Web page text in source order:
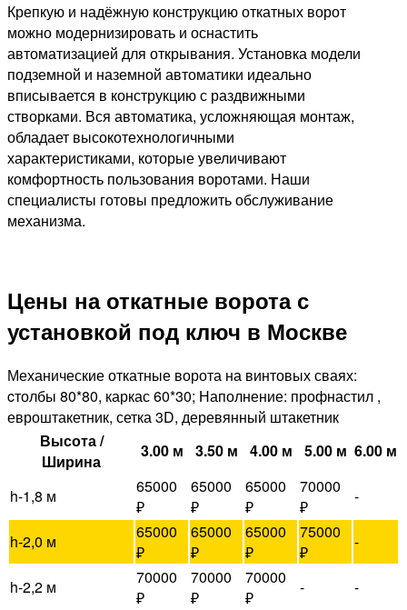
Крепкую и надёжную конструкцию откатных ворот
можно модернизировать и оснастить
автоматизацией для открывания. Установка модели
подземной и наземной автоматики идеально
вписывается в конструкцию с раздвижными
створками. Вся автоматика, усложняющая монтаж,
обладает высокотехнологичными
характеристиками, которые увеличивают
комфортность пользования воротами. Наши
специалисты готовы предложить обслуживание
механизма.
Цены на откатные ворота с
установкой под ключ в Москве
Механические откатные ворота на винтовых сваях:
cтолбы 80*80, каркас 60*30; Наполнение: профнастил ,
евроштакетник, сетка 3D, деревянный штакетник
Высота /
Ширина
3.00 м 3.50 м 4.00 м 5.00 м 6.00 м
h-1,8 м
65000
₽
65000
₽
65000
₽
70000
₽
-
h-2,0 м
65000
₽
65000
₽
65000
₽
75000
₽
-
h-2,2 м
70000
₽
70000
₽
70000
₽
-
-